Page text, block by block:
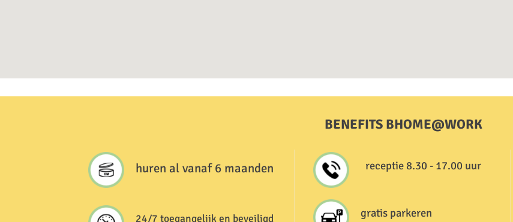
BENEFITS BHOME@WORK
huren al vanaf 6 maanden
24/7 toegangelijk en beveiligd
receptie 8.30 - 17.00 uur
gratis parkeren